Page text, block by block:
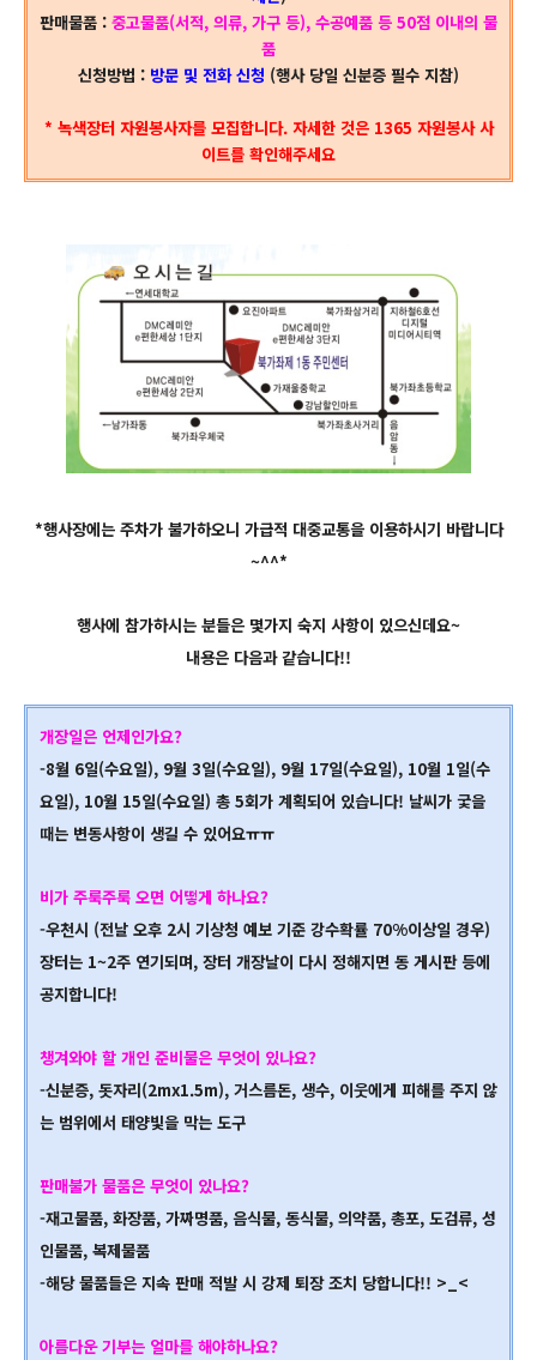
판매물품 : 중고물품(서적, 의류, 가구 등), 수공예품 등 50점 이내의 물
품
신청방법 : 방문 및 전화 신청 (행사 당일 신분증 필수 지참)
* 녹색장터 자원봉사자를 모집합니다. 자세한 것은 1365 자원봉사 사
이트를 확인해주세요
*행사장에는 주차가 불가하오니 가급적 대중교통을 이용하시기 바랍니다
~^^*
행사에 참가하시는 분들은 몇가지 숙지 사항이 있으신데요~
내용은 다음과 같습니다!!
개장일은 언제인가요?
-8월 6일(수요일), 9월 3일(수요일), 9월 17일(수요일), 10월 1일(수
요일), 10월 15일(수요일) 총 5회가 계획되어 있습니다! 날씨가 궃을
때는 변동사항이 생길 수 있어요ㅠㅠ
비가 주룩주룩 오면 어떻게 하나요?
-우천시 (전날 오후 2시 기상청 예보 기준 강수확률 70%이상일 경우)
장터는 1~2주 연기되며, 장터 개장날이 다시 정해지면 동 게시판 등에
공지합니다!
챙겨와야 할 개인 준비물은 무엇이 있나요?
-신분증, 돗자리(2mx1.5m), 거스름돈, 생수, 이웃에게 피해를 주지 않
는 범위에서 태양빛을 막는 도구
판매불가 물품은 무엇이 있나요?
-재고물품, 화장품, 가짜명품, 음식물, 동식물, 의약품, 총포, 도검류, 성
인물품, 복제물품
-해당 물품들은 지속 판매 적발 시 강제 퇴장 조치 당합니다!! >_<
아름다운 기부는 얼마를 해야하나요?